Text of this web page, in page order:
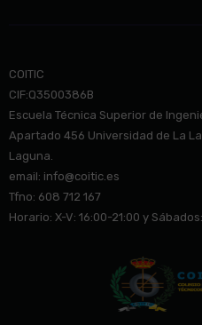
COITIC
CIF:Q3500386B
Escuela Técnica Superior de
Apartado 456 Universidad de La
Laguna.
email: info@coitic.es
Tfno: 608 712 167
Horario: X-V: 16:00-21:00 y